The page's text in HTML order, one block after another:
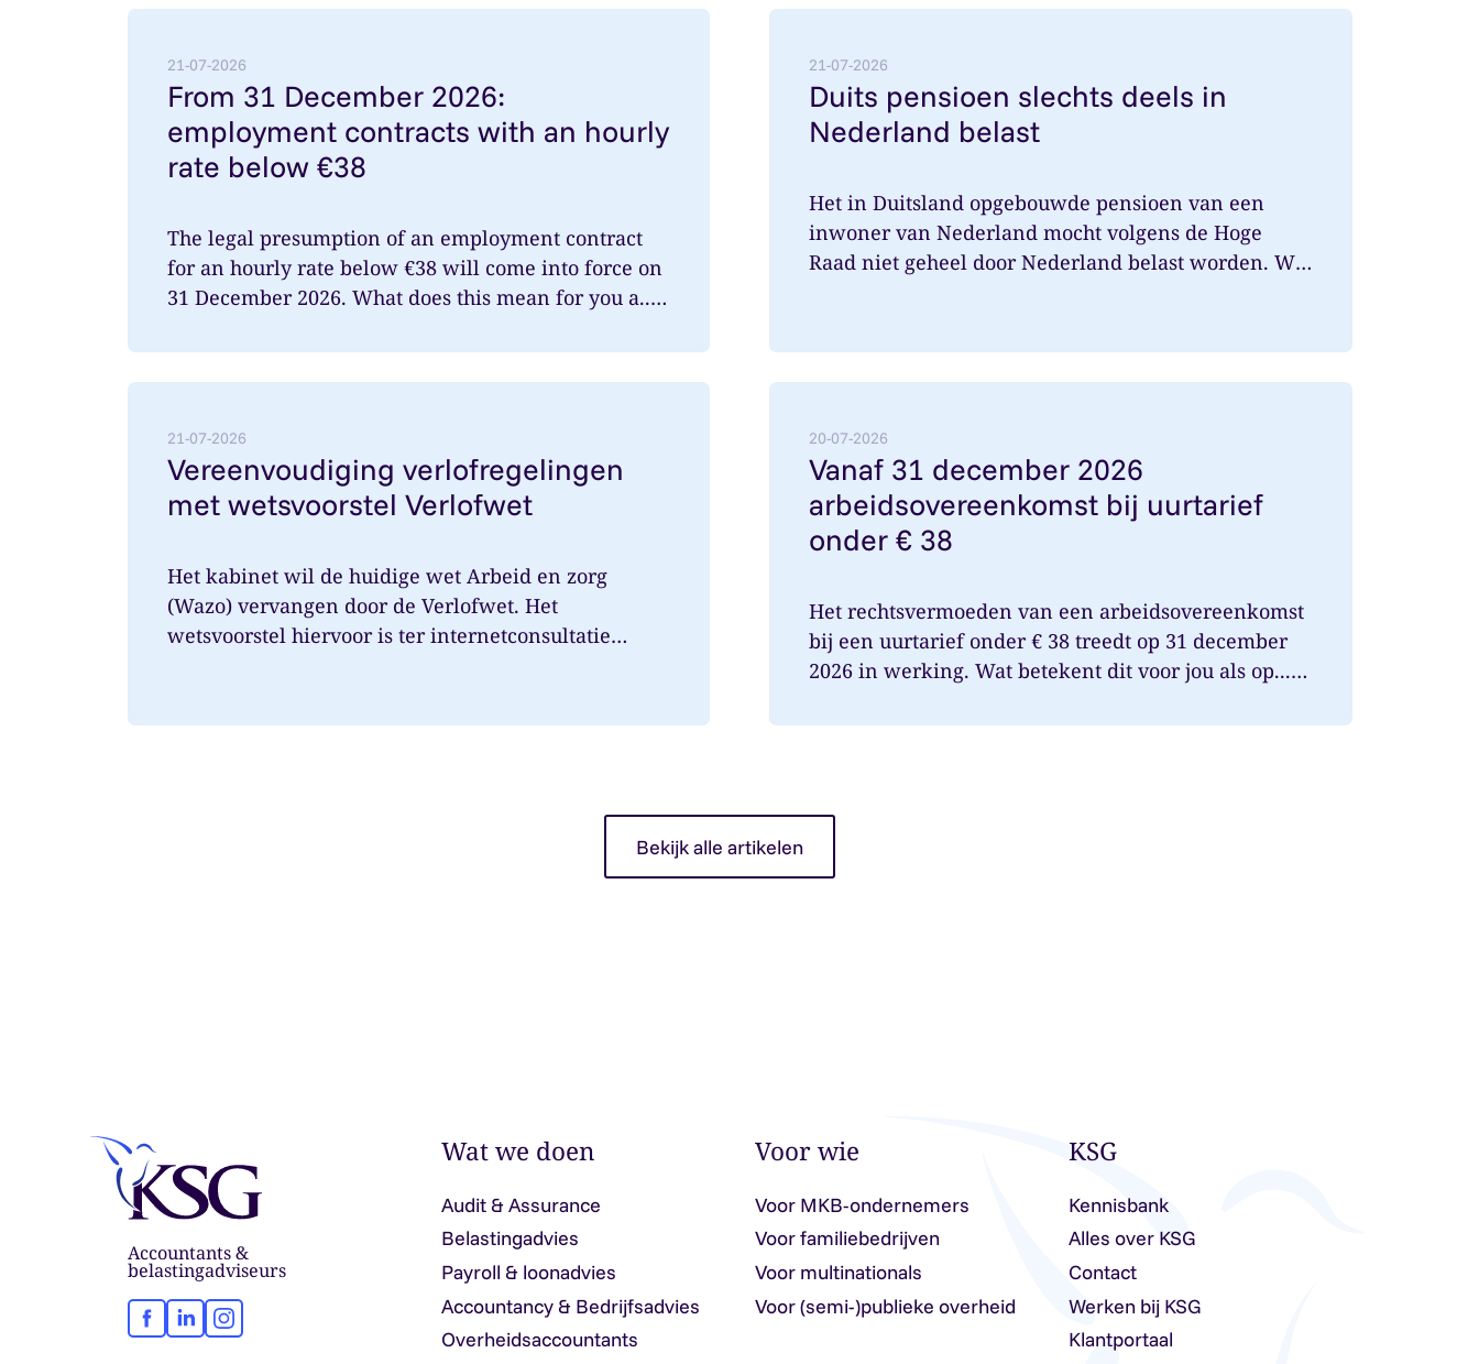
21-07-2026
From 31 December 2026:
employment contracts with an hourly
rate below €38
The legal presumption of an employment contract
for an hourly rate below €38 will come into force on
31 December 2026. What does this mean for you a...
21-07-2026
Duits pensioen slechts deels in
Nederland belast
Het in Duitsland opgebouwde pensioen van een
inwoner van Nederland mocht volgens de Hoge
Raad niet geheel door Nederland belast worden. Wat
21-07-2026
Vereenvoudiging verlofregelingen
met wetsvoorstel Verlofwet
Het kabinet wil de huidige wet Arbeid en zorg
(Wazo) vervangen door de Verlofwet. Het
wetsvoorstel hiervoor is ter internetconsultatie
20-07-2026
Vanaf 31 december 2026
arbeidsovereenkomst bij uurtarief
onder € 38
Het rechtsvermoeden van een arbeidsovereenkomst
bij een uurtarief onder € 38 treedt op 31 december
2026 in werking. Wat betekent dit voor jou als op...
Bekijk alle artikelen
Accountants &
belastingadviseurs
FacebookLinkedInInstagram
Wat we doen
Audit & Assurance
Belastingadvies
Payroll & loonadvies
Accountancy & Bedrijfsadvies
Overheidsaccountants
Voor wie
Voor MKB-ondernemers
Voor familiebedrijven
Voor multinationals
Voor (semi-)publieke overheid
KSG
Kennisbank
Alles over KSG
Contact
Werken bij KSG
Klantportaal